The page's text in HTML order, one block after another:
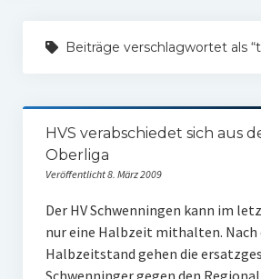
Daten und Fakten
Vereinsheim
Hockey Shirts
FSJ Stelle
1. Herren
Beiträge verschlagwortet als
HVS verabschiedet sich aus
Oberliga
Veröffentlicht 8. März 2009
Der HV Schwenningen kann im
nur eine Halbzeit mithalten. Nach
Halbzeitstand gehen die
Schwenninger gegen den